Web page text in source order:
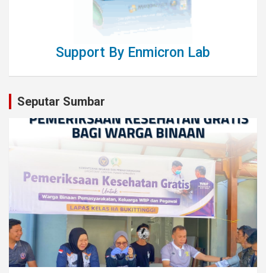
Support By Enmicron Lab
Seputar Sumbar